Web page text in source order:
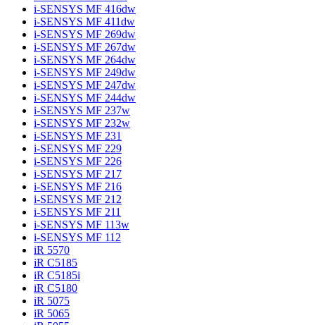
i-SENSYS MF 416dw
i-SENSYS MF 411dw
i-SENSYS MF 269dw
i-SENSYS MF 267dw
i-SENSYS MF 264dw
i-SENSYS MF 249dw
i-SENSYS MF 247dw
i-SENSYS MF 244dw
i-SENSYS MF 237w
i-SENSYS MF 232w
i-SENSYS MF 231
i-SENSYS MF 229
i-SENSYS MF 226
i-SENSYS MF 217
i-SENSYS MF 216
i-SENSYS MF 212
i-SENSYS MF 211
i-SENSYS MF 113w
i-SENSYS MF 112
iR 5570
iR C5185
iR C5185i
iR C5180
iR 5075
iR 5065